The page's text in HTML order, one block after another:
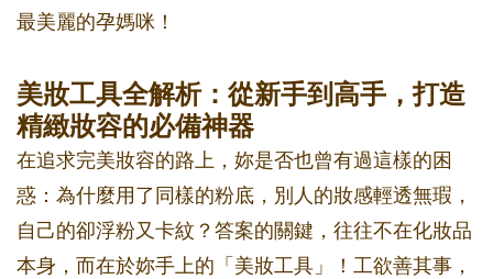
最美麗的孕媽咪！
美妝工具全解析：從新手到高手，打造
精緻妝容的必備神器
在追求完美妝容的路上，妳是否也曾有過這樣的困
惑：為什麼用了同樣的粉底，別人的妝感輕透無瑕，
自己的卻浮粉又卡紋？答案的關鍵，往往不在化妝品
本身，而在於妳手上的「美妝工具」！工欲善其事，